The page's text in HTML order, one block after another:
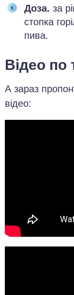
Доза. за
стопка
пива.
Відео по
А зараз
відео: